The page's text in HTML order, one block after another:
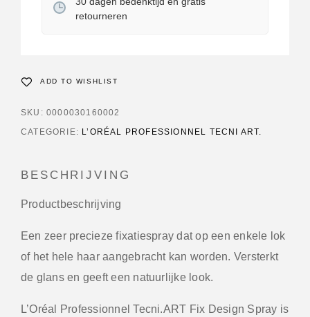
retourneren
ADD TO WISHLIST
SKU: 0000030160002
CATEGORIE: L’ORÉAL PROFESSIONNEL TECNI ART.
BESCHRIJVING
Productbeschrijving
Een zeer precieze fixatiespray dat op een enkele lok
of het hele haar aangebracht kan worden. Versterkt
de glans en geeft een natuurlijke look.
L’Oréal Professionnel Tecni.ART Fix Design Spray is